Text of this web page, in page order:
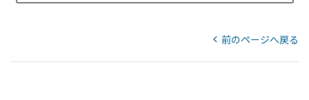
前のページへ戻る